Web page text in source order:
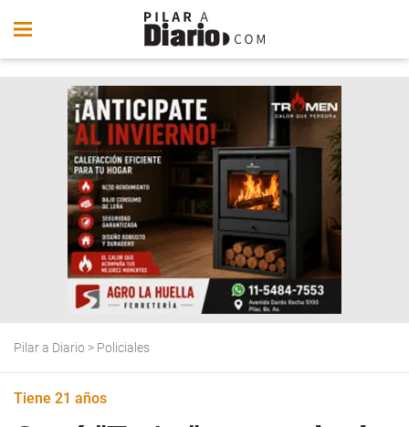
Pilar a Diario > Policiales
Tiene 21 años